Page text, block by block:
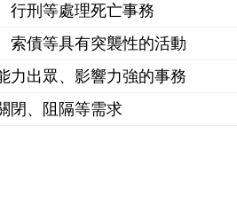
行刑等處理死亡事務
索債等具有突襲性的活動
力出眾、影響力強的事務
閉、阻隔等需求